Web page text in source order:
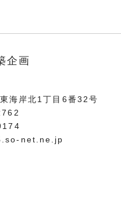
企画
海岸北1丁目6番32号
net.ne.jp